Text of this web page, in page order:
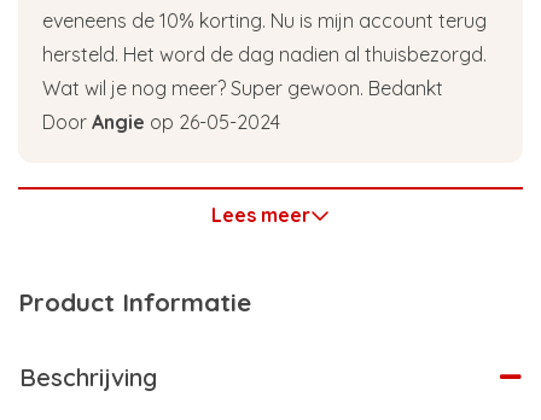
eveneens de 10% korting. Nu is mijn account terug
hersteld. Het word de dag nadien al thuisbezorgd.
Wat wil je nog meer? Super gewoon. Bedankt
Door Angie op 26-05-2024
Lees meer
Product Informatie
Beschrijving